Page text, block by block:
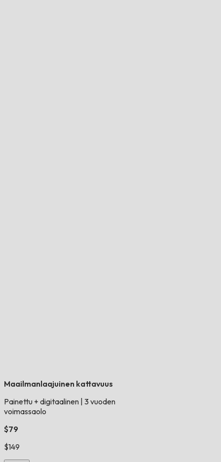
Maailmanlaajuinen kattavuus
Painettu + digitaalinen 3 vuoden
voimassaolo
$79
$149